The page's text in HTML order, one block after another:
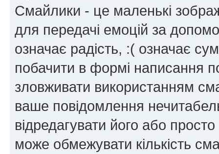
Смайлики - це маленькі
для передачі емоцій за
означає радість, :( означає
побачити в формі написання
зловживати використанням
ваше повідомлення
відредагувати його або
може обмежувати кількість